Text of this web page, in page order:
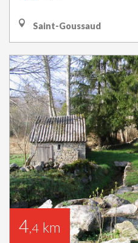
Saint-Goussaud
4,4 km